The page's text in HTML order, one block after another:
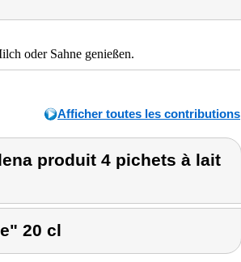
oder Sahne genießen.
Afficher toutes les contributions
produit 4 pichets à lait
20 cl